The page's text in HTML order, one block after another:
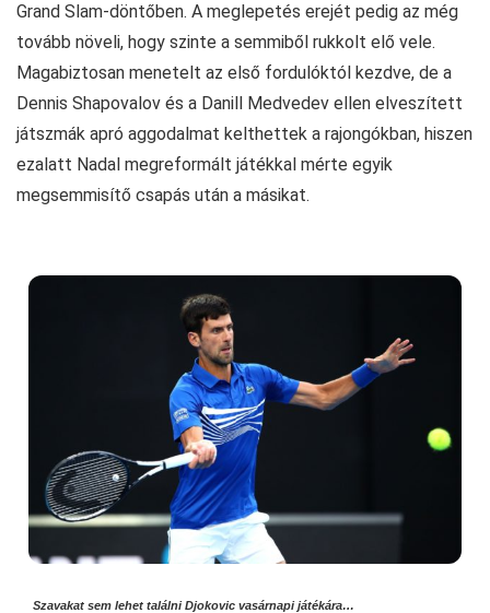
Grand Slam-döntőben. A meglepetés erejét pedig az még
tovább növeli, hogy szinte a semmiből rukkolt elő vele.
Magabiztosan menetelt az első fordulóktól kezdve, de a
Dennis Shapovalov és a Danill Medvedev ellen elveszített
játszmák apró aggodalmat kelthettek a rajongókban, hiszen
ezalatt Nadal megreformált játékkal mérte egyik
megsemmisítő csapás után a másikat.
Szavakat sem lehet találni Djokovic vasárnapi játékára…